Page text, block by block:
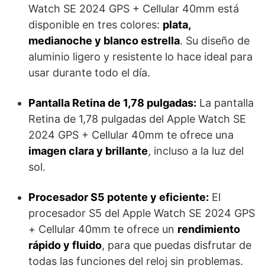
Watch SE 2024 GPS + Cellular 40mm está
disponible en tres colores: plata,
medianoche y blanco estrella. Su diseño de
aluminio ligero y resistente lo hace ideal para
usar durante todo el día.
Pantalla Retina de 1,78 pulgadas: La pantalla
Retina de 1,78 pulgadas del Apple Watch SE
2024 GPS + Cellular 40mm te ofrece una
imagen clara y brillante, incluso a la luz del
sol.
Procesador S5 potente y eficiente: El
procesador S5 del Apple Watch SE 2024 GPS
+ Cellular 40mm te ofrece un rendimiento
rápido y fluido, para que puedas disfrutar de
todas las funciones del reloj sin problemas.